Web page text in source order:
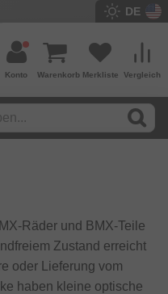
DE
Vergleich
Merkliste
Warenkorb
Konto
Räder und BMX-Teile
Zustand erreicht
oder Lieferung vom
haben kleine optische